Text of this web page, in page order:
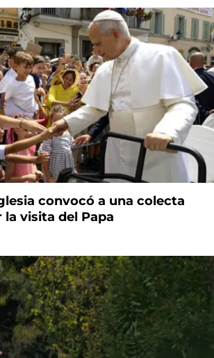
convocó a una colecta
la visita del Papa